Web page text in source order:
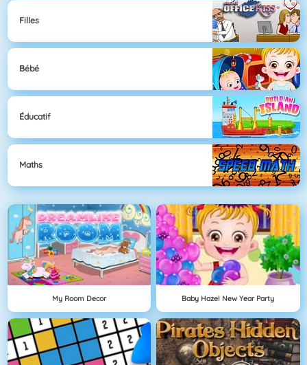
Filles
Bébé
Éducatif
Maths
My Room Decor Baby Hazel New Year Party